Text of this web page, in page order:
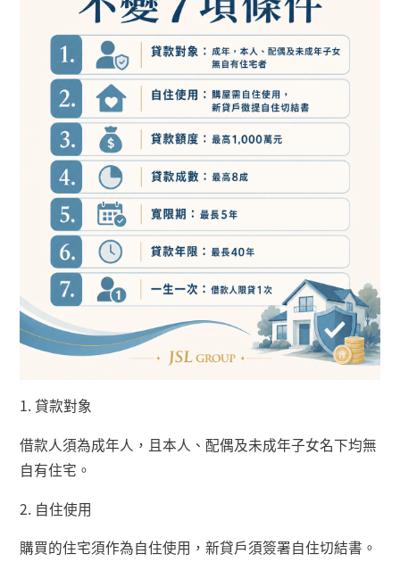
1.貸款對象
借款人須為成年人，且本人、配偶及未成年子女名下均無
自有住宅。
2. 自住使用
購買的住宅須作為自住使用，新貸戶須簽署自住切結書。